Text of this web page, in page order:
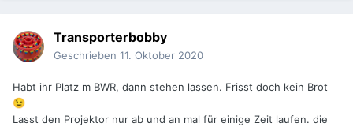
Transporterbobby
Geschrieben 11. Oktober 2020
Habt ihr Platz m BWR, dann stehen lassen. Frisst doch kein Brot
😉
Lasst den Projektor nur ab und an mal für einige Zeit laufen. die